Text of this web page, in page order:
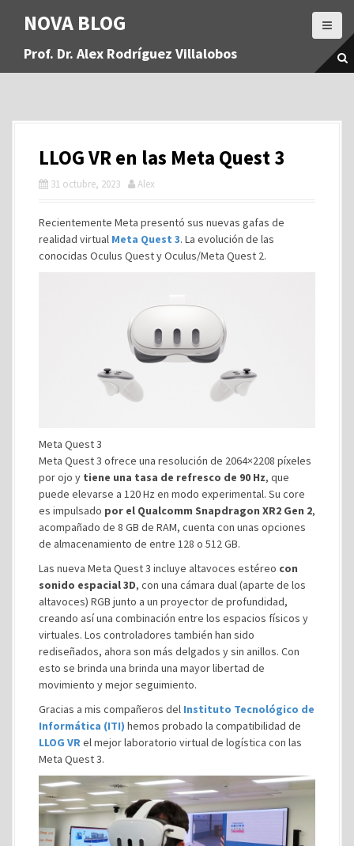
a
NOVA BLOG
Prof. Dr. Alex Rodríguez Villalobos
LLOG VR en las Meta Quest 3
31 octubre, 2023 Alex
Recientemente Meta presentó sus nuevas gafas de
realidad virtual Meta Quest 3. La evolución de las
conocidas Oculus Quest y Oculus/Meta Quest 2.
Meta Quest 3
Meta Quest 3 ofrece una resolución de 2064×2208 píxeles
por ojo y tiene una tasa de refresco de 90 Hz, que
puede elevarse a 120 Hz en modo experimental. Su core
es impulsado por el Qualcomm Snapdragon XR2 Gen 2,
acompañado de 8 GB de RAM, cuenta con unas opciones
de almacenamiento de entre 128 o 512 GB.
Las nueva Meta Quest 3 incluye altavoces estéreo con
sonido espacial 3D, con una cámara dual (aparte de los
altavoces) RGB junto a un proyector de profundidad,
creando así una combinación entre los espacios físicos y
virtuales. Los controladores también han sido
rediseñados, ahora son más delgados y sin anillos. Con
esto se brinda una brinda una mayor libertad de
movimiento y mejor seguimiento.
Gracias a mis compañeros del Instituto Tecnológico de
Informática (ITI) hemos probado la compatibilidad de
LLOG VRel mejor laboratorio virtual de logística con las
Meta Quest 3.